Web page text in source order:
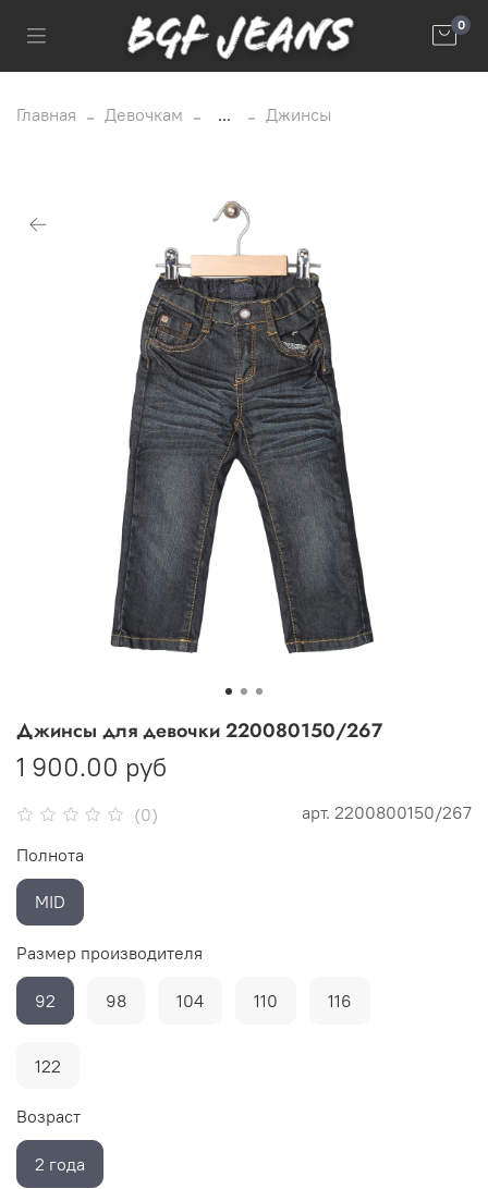
0
Главная Девочкам ... Джинсы
(0) арт. 2200800150/267
Джинсы для девочки 220080150/267
1 900.00 руб
Полнота
MID
Размер производителя
92 98 104 110 116
122
Возраст
2 года